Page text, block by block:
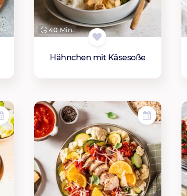
40 Min.
Hähnchen mit Käsesoße